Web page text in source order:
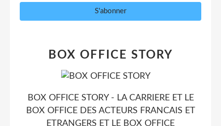
BOX OFFICE STORY
BOX OFFICE STORY - LA CARRIERE ET LE
BOX OFFICE DES ACTEURS FRANCAIS ET
ETRANGERS ET LE BOX OFFICE